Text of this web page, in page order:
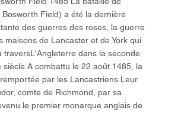
Bosworth Field) a été la dernière
des guerres des roses, la guerre
maisons de Lancaster et de York qui
traversL'Angleterre dans la seconde
siècle.A combattu le 22 août 1485, la
par les Lancastriens.Leur
comte de Richmond, par sa
le premier monarque anglais de